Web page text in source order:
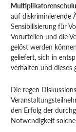
auf diskriminierende
Sensibilisierung für
Vorurteilen und die
gelöst werden
geliefert, sich in
verhalten und dieses
Die regen
den Erfolg der
Notwendigkeit